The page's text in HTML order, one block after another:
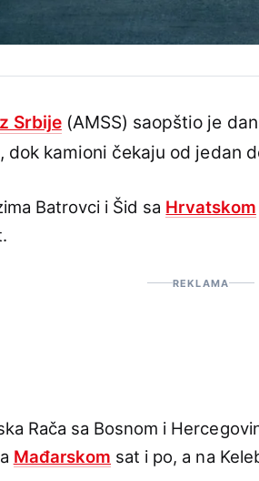
Srbije(AMSS) saopštio je
dok kamioni čekaju od jedan
Batrovci i Šid sa Hrvatskom
REKLAMA
Rača sa Bosnom i
Mađarskom sat i po, a na